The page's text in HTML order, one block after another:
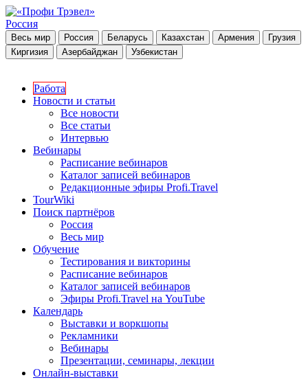
Россия
Весь мир Россия Беларусь Казахстан Армения
Грузия
Киргизия
Азербайджан Узбекистан
Работа
Новости и статьи
Все новости
Все статьи
Интервью
Вебинары
Расписание вебинаров
Каталог записей вебинаров
Редакционные эфиры Profi.Travel
TourWiki
Поиск партнёров
Россия
Весь мир
Обучение
Тестирования и викторины
Расписание вебинаров
Каталог записей вебинаров
Эфиры Profi.Travel на YouTube
Календарь
Выставки и воркшопы
Рекламники
Вебинары
Презентации, семинары, лекции
Онлайн-выставки